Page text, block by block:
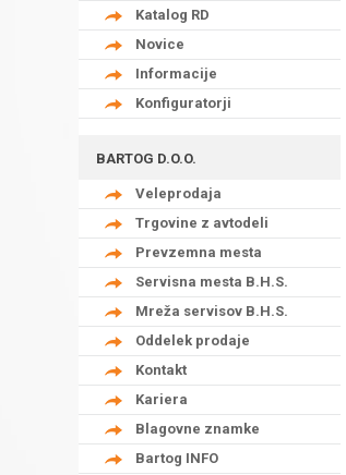
Katalog RD
Novice
Informacije
Konfiguratorji
BARTOG D.O.O.
Veleprodaja
Trgovine z avtodeli
Prevzemna mesta
Servisna mesta B.H.S.
Mreža servisov B.H.S.
Oddelek prodaje
Kontakt
Kariera
Blagovne znamke
Bartog INFO